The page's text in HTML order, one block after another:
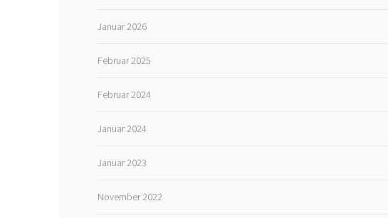
Januar 2026
Februar 2025
Februar 2024
Januar 2024
Januar 2023
November 2022